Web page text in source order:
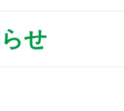
せ